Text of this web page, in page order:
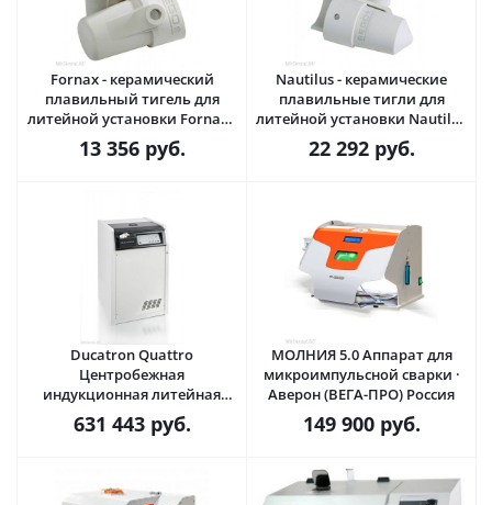
Fornax - керамический
плавильный тигель для
литейной установки Fornax ·
Bego (Германия)
13 356руб.
Nautilus - керамические
плавильные тигли для
литейной установки Nautilus
· Bego (Германия)
22 292руб.
Ducatron Quattro
Центробежная
индукционная литейная
установка · UGIN (Франция)
631 443руб.
МОЛНИЯ 5.0 Аппарат для
микроимпульсной сварки ·
Аверон (ВЕГА-ПРО) Россия
149 900руб.